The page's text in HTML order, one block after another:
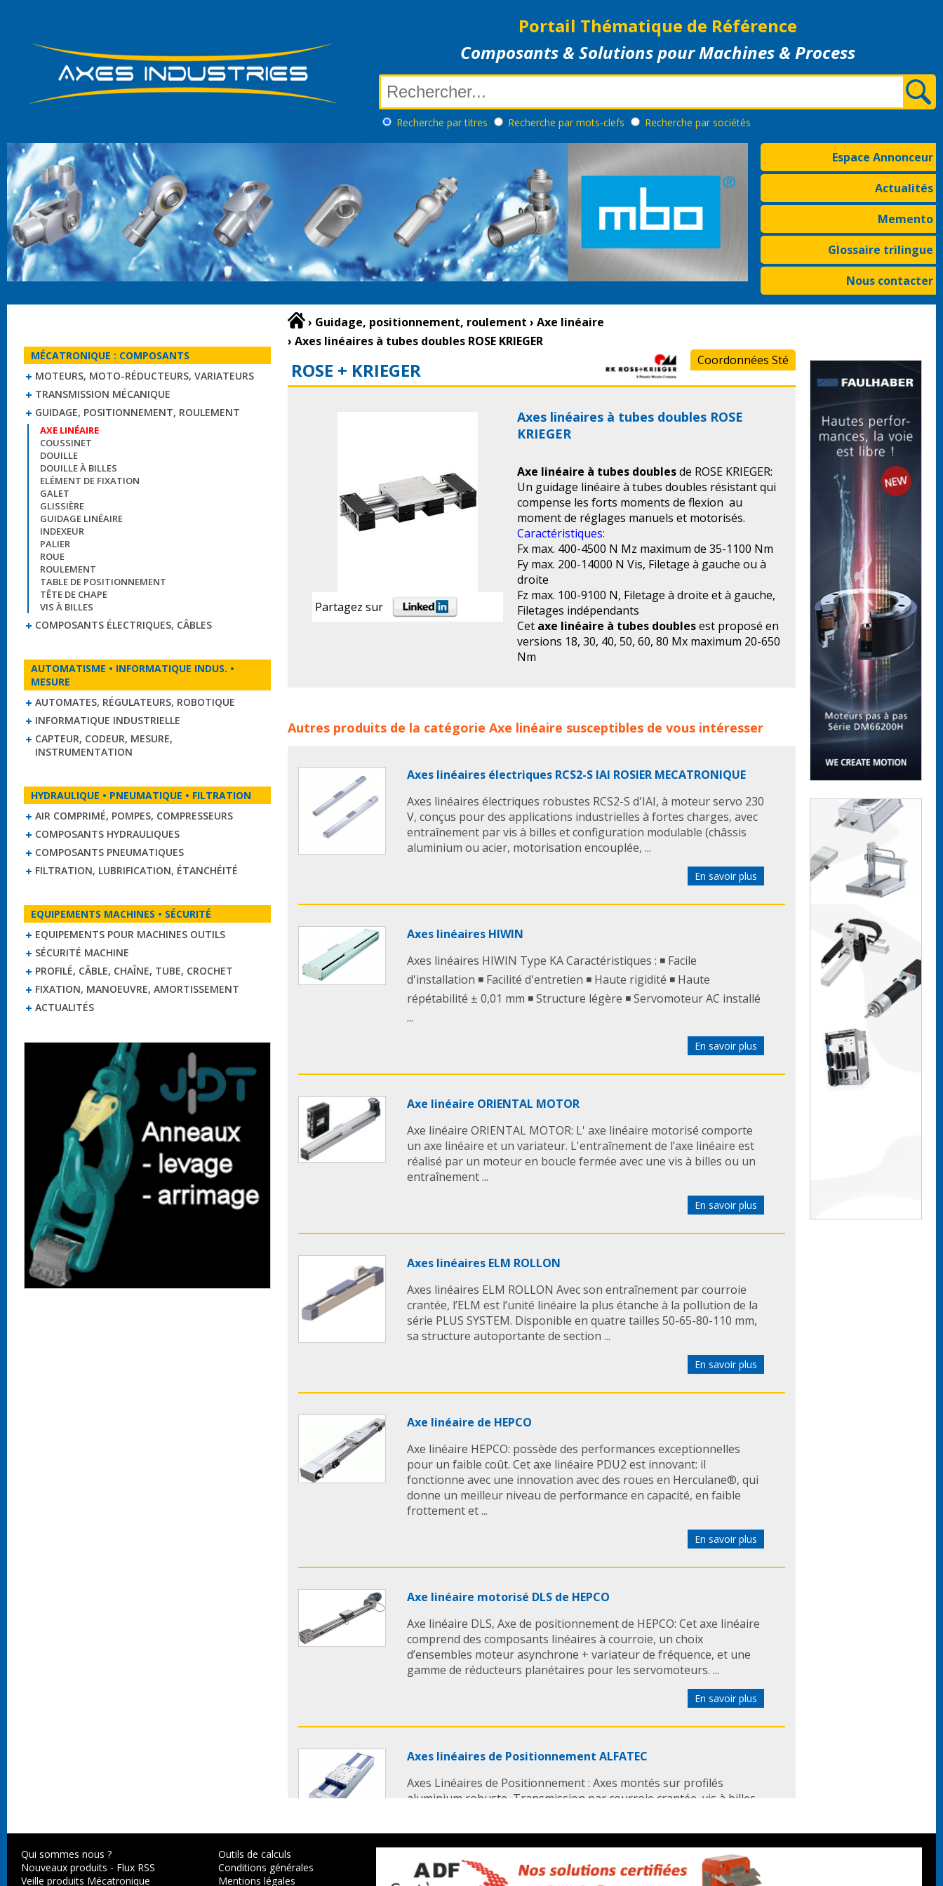
Portail Thématique de Référence
Composants & Solutions pour Machines & Process
Recherche par titres Recherche par mots-clefs Recherche par sociétés
Espace Annonceur
Actualités
Memento
Glossaire trilingue
Nous contacter
MÉCATRONIQUE : COMPOSANTS
MOTEURS, MOTO-RÉDUCTEURS, VARIATEURS
TRANSMISSION MÉCANIQUE
GUIDAGE, POSITIONNEMENT, ROULEMENT
AXE LINÉAIRE
COUSSINET
DOUILLE
DOUILLE À BILLES
ELÉMENT DE FIXATION
GALET
GLISSIÈRE
GUIDAGE LINÉAIRE
INDEXEUR
PALIER
ROUE
ROULEMENT
TABLE DE POSITIONNEMENT
TÊTE DE CHAPE
VIS À BILLES
COMPOSANTS ÉLECTRIQUES, CÂBLES
AUTOMATISME • INFORMATIQUE INDUS. •
MESURE
AUTOMATES, RÉGULATEURS, ROBOTIQUE
INFORMATIQUE INDUSTRIELLE
CAPTEUR, CODEUR, MESURE,
INSTRUMENTATION
HYDRAULIQUE • PNEUMATIQUE • FILTRATION
AIR COMPRIMÉ, POMPES, COMPRESSEURS
COMPOSANTS HYDRAULIQUES
COMPOSANTS PNEUMATIQUES
FILTRATION, LUBRIFICATION, ÉTANCHÉITÉ
EQUIPEMENTS MACHINES • SÉCURITÉ
EQUIPEMENTS POUR MACHINES OUTILS
SÉCURITÉ MACHINE
PROFILÉ, CÂBLE, CHAÎNE, TUBE, CROCHET
FIXATION, MANOEUVRE, AMORTISSEMENT
ACTUALITÉS
› Guidage, positionnement, roulement › Axe linéaire
› Axes linéaires à tubes doubles ROSE KRIEGER
ROSE + KRIEGER Coordonnées Sté
Partagez sur
Axes linéaires à tubes doubles ROSE
KRIEGER
Axe linéaire à tubes doublesde ROSE KRIEGER:
Un guidage linéaire à tubes doubles résistant qui
compense les forts moments de flexion au
moment de réglages manuels et motorisés.
Caractéristiques:
Fx max. 400-4500 N Mz maximum de 35-1100 Nm
Fy max. 200-14000 N Vis, Filetage à gauche ou à
droite
Fz max. 100-9100 N, Filetage à droite et à gauche,
Filetages indépendants
Cet axe linéaire à tubes doublesest proposé en
versions 18, 30, 40, 50, 60, 80 Mx maximum 20-650
Nm
lineaire axes lineairesaxe lineaire tube double axes lineaires tubes doublesrose krieger
Autres produits de la catégorie Axe linéaire susceptibles de vous intéresser
Axes linéaires électriques RCS2-S IAI ROSIER MECATRONIQUE
Axes linéaires électriques robustes RCS2-S d'IAI, à moteur servo 230
V, conçus pour des applications industrielles à fortes charges, avec
entraînement par vis à billes et configuration modulable (châssis
aluminium ou acier, motorisation encouplée, ...
En savoir plus
Axes linéaires HIWIN
Axes linéaires HIWIN Type KA Caractéristiques : ◾ Facile
d'installation ◾ Facilité d'entretien ◾ Haute rigidité ◾ Haute
répétabilité ± 0,01 mm ◾ Structure légère ◾ Servomoteur AC installé
...
En savoir plus
Axe linéaire ORIENTAL MOTOR
Axe linéaire ORIENTAL MOTOR: L' axe linéaire motorisé comporte
un axe linéaire et un variateur. L'entraînement de l’axe linéaire est
réalisé par un moteur en boucle fermée avec une vis à billes ou un
entraînement ...
En savoir plus
Axes linéaires ELM ROLLON
Axes linéaires ELM ROLLON Avec son entraînement par courroie
crantée, l’ELM est l’unité linéaire la plus étanche à la pollution de la
série PLUS SYSTEM. Disponible en quatre tailles 50-65-80-110 mm,
sa structure autoportante de section ...
En savoir plus
Axe linéaire de HEPCO
Axe linéaire HEPCO: possède des performances exceptionnelles
pour un faible coût. Cet axe linéaire PDU2 est innovant: il
fonctionne avec une innovation avec des roues en Herculane®, qui
donne un meilleur niveau de performance en capacité, en faible
frottement et ...
En savoir plus
Axe linéaire motorisé DLS de HEPCO
Axe linéaire DLS, Axe de positionnement de HEPCO: Cet axe linéaire
comprend des composants linéaires à courroie, un choix
d’ensembles moteur asynchrone + variateur de fréquence, et une
gamme de réducteurs planétaires pour les servomoteurs. ...
En savoir plus
Axes linéaires de Positionnement ALFATEC
Axes Linéaires de Positionnement : Axes montés sur profilés
aluminium robuste, Transmission par courroie crantée, vis à billes,
précis Excellente répétabilité Grande ...
En savoir plus
Qui sommes nous ?
Nouveaux produits - Flux RSS
Veille produits Mécatronique
Outils de calculs
Conditions générales
Mentions légales